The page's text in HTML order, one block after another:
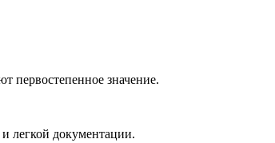
первостепенное значение.
легкой документации.